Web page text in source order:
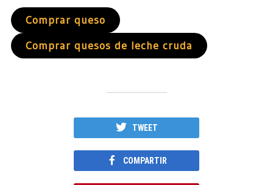
Comprar queso
Comprar quesos de leche cruda
TWEET
COMPARTIR